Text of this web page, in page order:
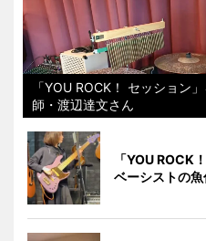
「YOU ROCK！ セッション
師・渡辺達文さん
「YOU ROCK
ベーシストの